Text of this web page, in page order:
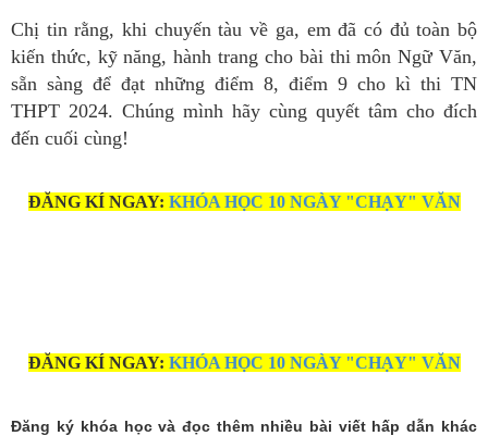
Chị tin rằng, khi chuyến tàu về ga, em đã có đủ toàn bộ
kiến thức, kỹ năng, hành trang cho bài thi môn Ngữ Văn,
sẵn sàng để đạt những điểm 8, điểm 9 cho kì thi TN
THPT 2024. Chúng mình hãy cùng quyết tâm cho đích
đến cuối cùng!
ĐĂNG KÍ NGAY: KHÓA HỌC 10 NGÀY "CHẠY" VĂN
ĐĂNG KÍ NGAY: KHÓA HỌC 10 NGÀY "CHẠY" VĂN
Đăng ký khóa học và đọc thêm nhiều bài viết hấp dẫn khác